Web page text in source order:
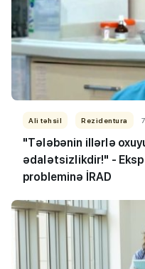
Ali təhsil Rezidentura
"Tələbənin illərlə
ədalətsizlikdir!" -
probleminə İRAD